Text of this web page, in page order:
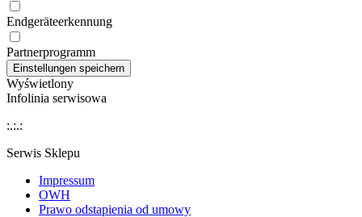
Endgeräteerkennung
Partnerprogramm
Wyświetlony
Infolinia serwisowa
:.:.:
Serwis Sklepu
Impressum
OWH
Prawo odstapienia od umowy